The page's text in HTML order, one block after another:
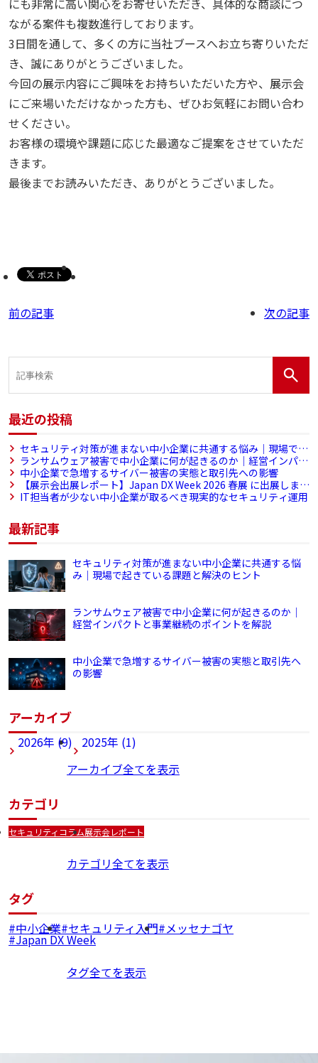
にも非常に高い関心をお寄せいただき、具体的な商談につ
ながる案件も複数進行しております。
3日間を通して、多くの方に当社ブースへお立ち寄りいただ
き、誠にありがとうございました。
今回の展示内容にご興味をお持ちいただいた方や、展示会
にご来場いただけなかった方も、ぜひお気軽にお問い合わ
せください。
お客様の環境や課題に応じた最適なご提案をさせていただ
きます。
最後までお読みいただき、ありがとうございました。
前の記事 次の記事
最近の投稿
セキュリティ対策が進まない中小企業に共通する悩み｜現場で起
きている課題と解決のヒント
ランサムウェア被害で中小企業に何が起きるのか｜経営インパク
トと事業継続のポイントを解説
中小企業で急増するサイバー被害の実態と取引先への影響
【展示会出展レポート】Japan DX Week 2026 春展 に出展しまし
た
IT担当者が少ない中小企業が取るべき現実的なセキュリティ運用
最新記事
セキュリティ対策が進まない中小企業に共通する悩
み｜現場で起きている課題と解決のヒント
ランサムウェア被害で中小企業に何が起きるのか｜
経営インパクトと事業継続のポイントを解説
中小企業で急増するサイバー被害の実態と取引先へ
の影響
アーカイブ
2026年 (9)
2025年 (1)
アーカイブ全てを表示
カテゴリ
セキュリティコラム展示会レポート
カテゴリ全てを表示
タグ
中小企業 セキュリティ入門 メッセナゴヤ
Japan DX Week
タグ全てを表示